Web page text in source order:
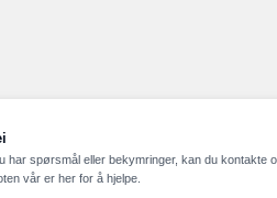
har spørsmål eller bekymringer, kan du kontakte
vår er her for å hjelpe.